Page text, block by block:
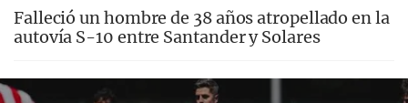
Falleció un hombre de 38 años atropellado en la
autovía S-10 entre Santander y Solares